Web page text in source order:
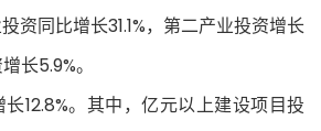
资同比增长31.1%，第二产业投资增长
长5.9%。
12.8%。其中，亿元以上建设项目投